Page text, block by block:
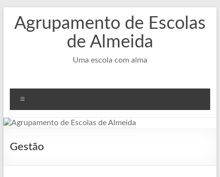
content
Agrupamento de Escolas
de Almeida
Uma escola com alma
Gestão